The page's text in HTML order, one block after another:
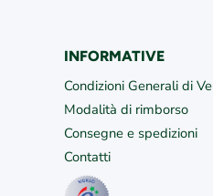
INFORMATIVE
Condizioni Generali di
Modalità di rimborso
Consegne e spedizioni
Contatti